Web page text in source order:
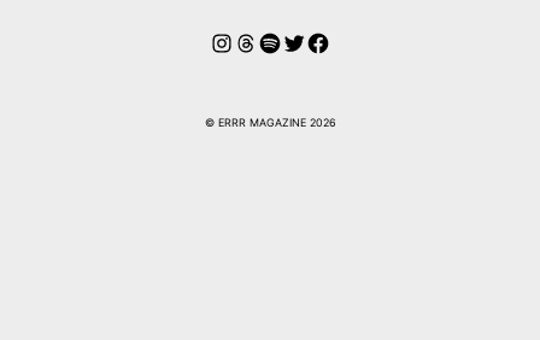
Instagram
Threads
Spotify
Twitter
Facebook
© ERRR MAGAZINE 2026